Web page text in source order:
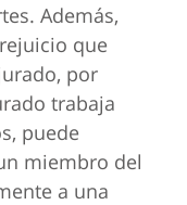
Además,
que
por
trabaja
puede
miembro del
a una